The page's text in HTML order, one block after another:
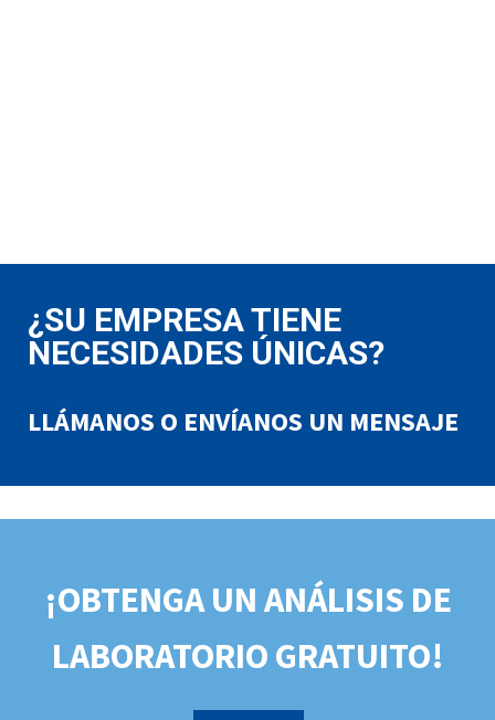
¿SU EMPRESA TIENE
NECESIDADES ÚNICAS?
LLÁMANOS O ENVÍANOS UN MENSAJE
¡OBTENGA UN ANÁLISIS DE
LABORATORIO GRATUITO!